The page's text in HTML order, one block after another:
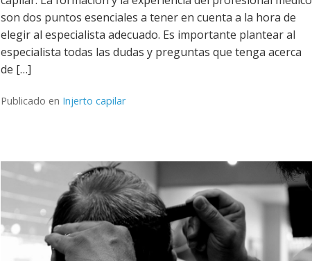
son dos puntos esenciales a tener en cuenta a la hora de
elegir al especialista adecuado. Es importante plantear al
especialista todas las dudas y preguntas que tenga acerca
de […]
Publicado en Injerto capilar